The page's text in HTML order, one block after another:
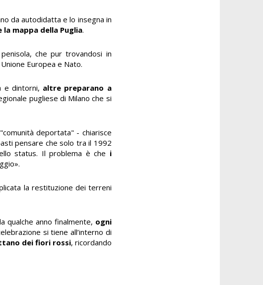
da autodidatta e lo insegna in
mappa della Puglia.
che pur trovandosi in
Europea e Nato.
e dintorni, altre preparano a
pugliese di Milano che si
deportata" - chiarisce
pensare che solo tra il 1992
status. Il problema è che i
la restituzione dei terreni
qualche anno finalmente, ogni
si tiene all’interno di
dei fiori rossi, ricordando